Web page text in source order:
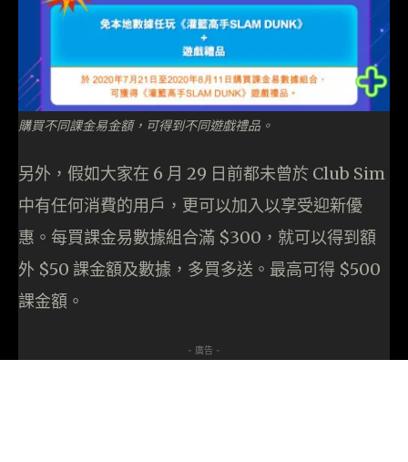
購買不同課金易金額，可得到不同遊戲禮品。
另外，假如大家在 6 月 29 日前都未曾於 Club Sim
中有任何消費的用戶，更可以加入以享受迎新優
惠。每買課金易數據組合滿 $300，就可以得到額
外 $50 課金額及數據，多買多送。最高可得 $500
課金額。
- 廣告 -